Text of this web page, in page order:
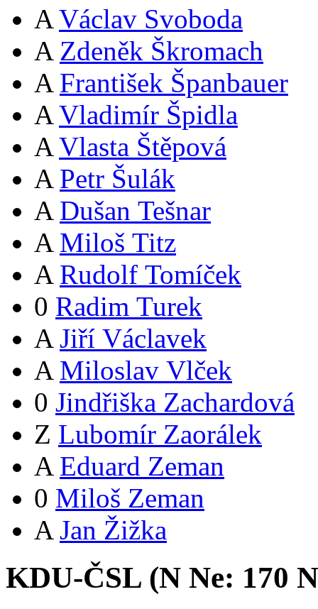
A Václav Svoboda
A Zdeněk Škromach
A František Španbauer
A Vladimír Špidla
A Vlasta Štěpová
A Petr Šulák
A Dušan Tešnar
A Miloš Titz
A Rudolf Tomíček
0 Radim Turek
A Jiří Václavek
A Miloslav Vlček
0 Jindřiška Zachardová
Z Lubomír Zaorálek
A Eduard Zeman
0 Miloš Zeman
A Jan Žižka
KDU-ČSL (N Ne: 170